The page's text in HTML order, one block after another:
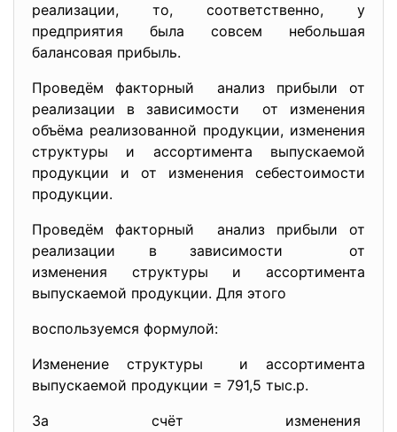
реализации, то, соответственно, у
предприятия была совсем небольшая
балансовая прибыль.
Проведём факторный анализ прибыли от
реализации в зависимости от изменения
объёма реализованной продукции, изменения
структуры и ассортимента выпускаемой
продукции и от изменения себестоимости
продукции.
Проведём факторный анализ прибыли от
реализации в зависимости от
изменения структуры и ассортимента
выпускаемой продукции. Для этого
воспользуемся формулой:
Изменение структуры и ассортимента
выпускаемой продукции = 791,5 тыс.р.
За счёт изменения